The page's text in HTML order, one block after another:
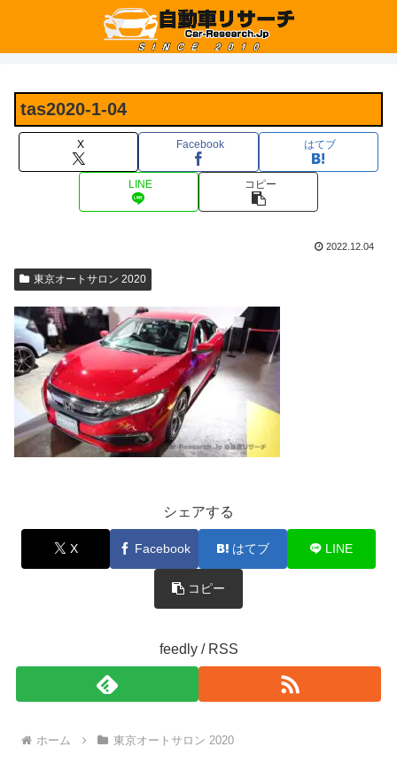
tas2020-1-04
X Facebook はてブ
LINE コピー
2022.12.04
東京オートサロン 2020
シェアする
X Facebook はてブ LINE
コピー
feedly / RSS
ホーム 東京オートサロン 2020